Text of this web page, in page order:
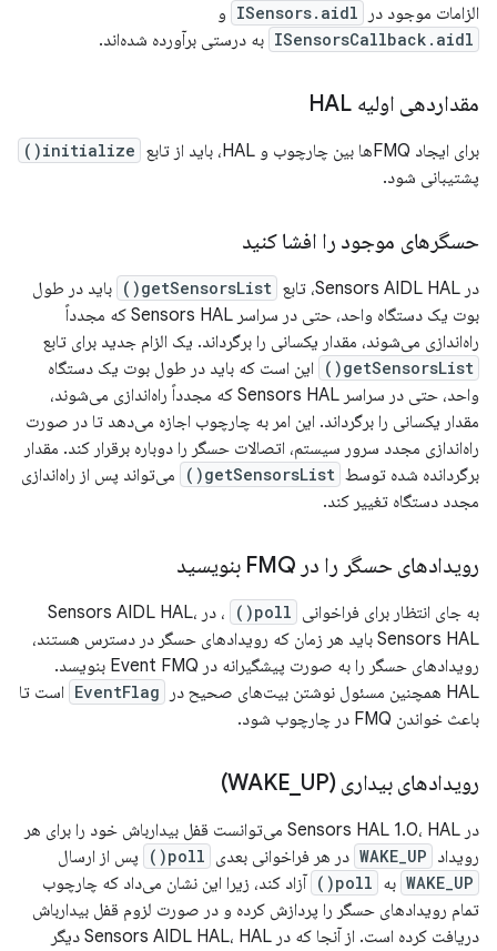
الزامات موجود در
ISensors.aidl و
ISensorsCallback.aidl به درستی برآورده شده‌اند.
مقداردهی اولیه HAL
برای ایجاد FMQها بین چارچوب و HAL، باید از تابع initialize()
پشتیبانی شود.
حسگرهای موجود را افشا کنید
در Sensors AIDL HAL، تابع getSensorsList()
باید در طول
بوت یک دستگاه واحد، حتی در سراسر Sensors HAL که مجدداً
راه‌اندازی می‌شوند، مقدار یکسانی را برگرداند. یک الزام جدید برای تابع
getSensorsList()
این است که باید در طول بوت یک دستگاه
واحد، حتی در سراسر Sensors HAL که مجدداً راه‌اندازی می‌شوند،
مقدار یکسانی را برگرداند. این امر به چارچوب اجازه می‌دهد تا در صورت
راه‌اندازی مجدد سرور سیستم، اتصالات حسگر را دوباره برقرار کند. مقدار
برگردانده شده توسط getSensorsList()
می‌تواند پس از راه‌اندازی
مجدد دستگاه تغییر کند.
رویدادهای حسگر را در FMQ بنویسید
به جای انتظار برای فراخوانی poll()
، در Sensors AIDL HAL،
Sensors HAL باید هر زمان که رویدادهای حسگر در دسترس هستند،
رویدادهای حسگر را به صورت پیشگیرانه در Event FMQ بنویسد.
HAL همچنین مسئول نوشتن بیت‌های صحیح در
EventFlag است تا
باعث خواندن FMQ در چارچوب شود.
رویدادهای بیداری (WAKEUP)
در Sensors HAL 1.0، HAL می‌توانست قفل بیدارباش خود را برای هر
رویداد WAKE_UP در هر فراخوانی بعدی poll() پس از ارسال
WAKE_UP به poll()
آزاد کند، زیرا این نشان می‌داد که چارچوب
تمام رویدادهای حسگر را پردازش کرده و در صورت لزوم قفل بیدارباش
دریافت کرده است. از آنجا که در Sensors AIDL HAL، HAL دیگر